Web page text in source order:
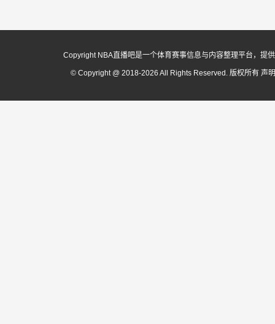
Copyright NBA直播吧是一个体育赛事信息与内容整理平台，提
© Copyright @ 2018-2026 All Rights Reserved. 版权所有 声